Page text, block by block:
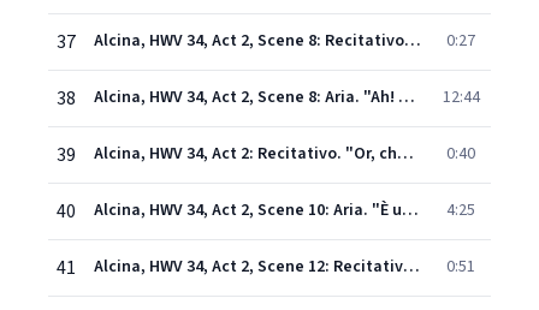
37 Alcina, HWV 34, Act 2, Scene 8: Recitativo. "Regina, sei tradita" (Oronte, Alcina) 0:27
38 Alcina, HWV 34, Act 2, Scene 8: Aria. "Ah! mio cor!" (Alcina) 12:44
39 Alcina, HWV 34, Act 2: Recitativo. "Or, che dici, Morgana?" - "All'offesa" (Oronte, Morgana) [Live] 0:40
40 Alcina, HWV 34, Act 2, Scene 10: Aria. "È un folle" - Recitativo. "Ed è ver" (Oronte, Oberto, Bradamante) 4:25
41 Alcina, HWV 34, Act 2, Scene 12: Recitativo. "Eccomi a' piedi tuoi" (Ruggiero, Bradamante, Morgana) 0:51